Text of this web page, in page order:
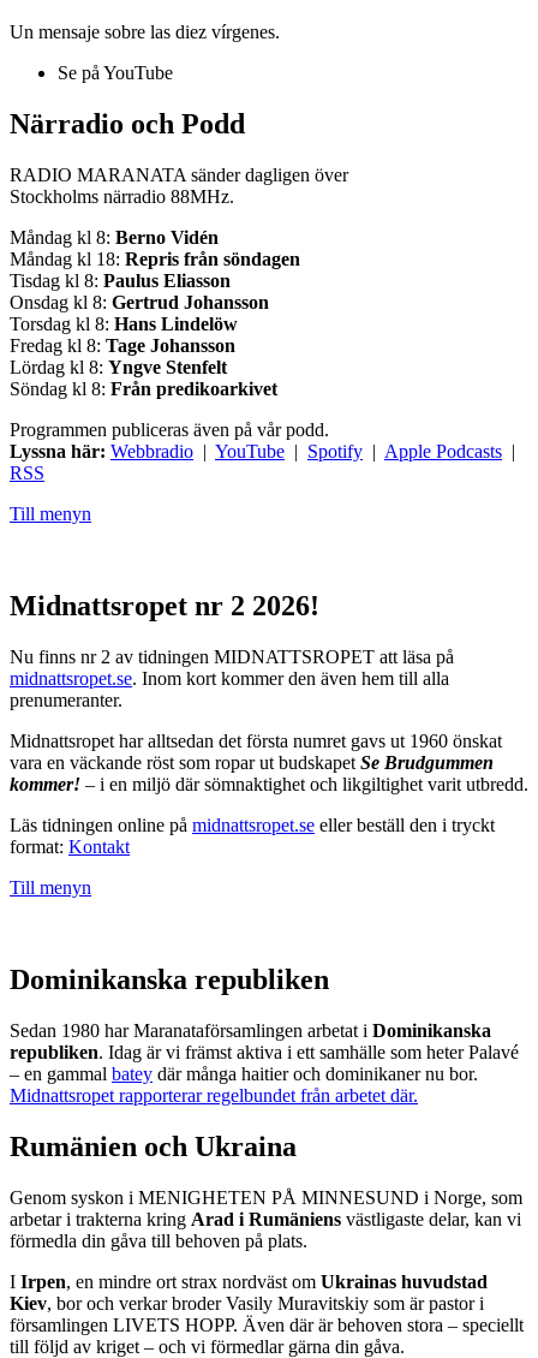
Un mensaje sobre las diez vírgenes.
Se på YouTube
Närradio och Podd
RADIO MARANATA sänder dagligen över
Stockholms närradio 88MHz.
Måndag kl 8: Berno Vidén
Måndag kl 18: Repris från söndagen
Tisdag kl 8: Paulus Eliasson
Onsdag kl 8: Gertrud Johansson
Torsdag kl 8: Hans Lindelöw
Fredag kl 8: Tage Johansson
Lördag kl 8: Yngve Stenfelt
Söndag kl 8: Från predikoarkivet
Programmen publiceras även på vår podd.
Lyssna här: Webbradio | YouTube | Spotify | Apple Podcasts |
RSS
Till menyn
Midnattsropet nr 2 2026!
Nu finns nr 2 av tidningen MIDNATTSROPET att läsa på
midnattsropet.se. Inom kort kommer den även hem till alla
prenumeranter.
Midnattsropet har alltsedan det första numret gavs ut 1960 önskat
vara en väckande röst som ropar ut budskapet Se Brudgummen
kommer! – i en miljö där sömnaktighet och likgiltighet varit utbredd.
Läs tidningen online på midnattsropet.se eller beställ den i tryckt
format: Kontakt
Till menyn
Dominikanska republiken
Sedan 1980 har Maranataförsamlingen arbetat i Dominikanska
republiken. Idag är vi främst aktiva i ett samhälle som heter Palavé
– en gammal batey där många haitier och dominikaner nu bor.
Midnattsropet rapporterar regelbundet från arbetet där.
Rumänien och Ukraina
Genom syskon i MENIGHETEN PÅ MINNESUND i Norge, som
arbetar i trakterna kring Arad i Rumäniens västligaste delar, kan vi
förmedla din gåva till behoven på plats.
I Irpen, en mindre ort strax nordväst om Ukrainas huvudstad
Kiev, bor och verkar broder Vasily Muravitskiy som är pastor i
församlingen LIVETS HOPP. Även där är behoven stora – speciellt
till följd av kriget – och vi förmedlar gärna din gåva.